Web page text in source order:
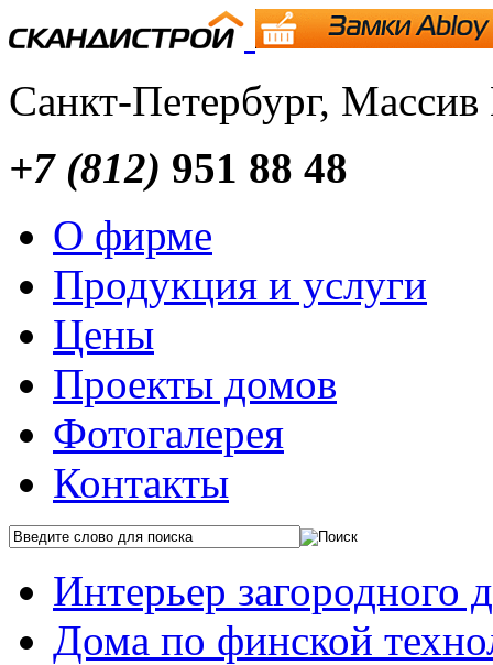
Санкт-Петербург,
+7 (812) 951 88 48
О фирме
Продукция и услуги
Цены
Проекты домов
Фотогалерея
Контакты
Интерьер загородного
Дома по финской